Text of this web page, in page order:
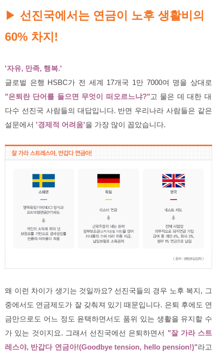
▶ 선진국에서는 연금이 노후 생활비의
60% 차지!
'자유, 만족, 행복.'
글로벌 은행 HSBC가 전 세계 17개국 1만 7000여 명을 상대로
"은퇴란 단어를 들으면 무엇이 떠오르느냐?"고 물은 데 대한 대
다수 선진국 사람들의 대답입니다. 반면 우리나라 사람들은 같은
설문에서 '경제적 어려움'을 가장 많이 꼽았습니다.
왜 이런 차이가 생기는 것일까요? 선진국들의 경우 노후 복지, 그
중에서도 연금제도가 잘 갖춰져 있기 때문입니다. 은퇴 후에도 연
금만으로도 어느 정도 윤택하면서도 품위 있는 생활을 유지할 수
가 있는 것이지요. 그래서 선진국에선 은퇴하면서
"잘 가라 스트
레스야, 반갑다 연금아!(Goodbye tension, hello pension!)"라고